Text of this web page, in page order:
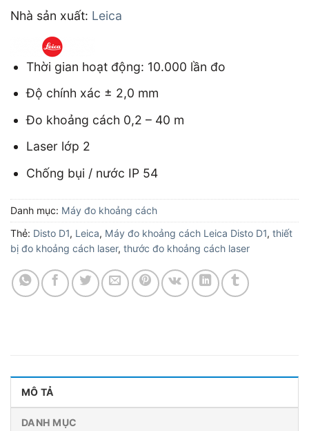
dựa trên
đánh giá
Nhà sản xuất: Leica
Thời gian hoạt động: 10.000 lần đo
Độ chính xác ± 2,0 mm
Đo khoảng cách 0,2 – 40 m
Laser lớp 2
Chống bụi / nước IP 54
Danh mục: Máy đo khoảng cách
Thẻ: Disto D1, Leica, Máy đo khoảng cách Leica Disto D1, thiết
bị đo khoảng cách laser, thước đo khoảng cách laser
MÔ TẢ
DANH MỤC